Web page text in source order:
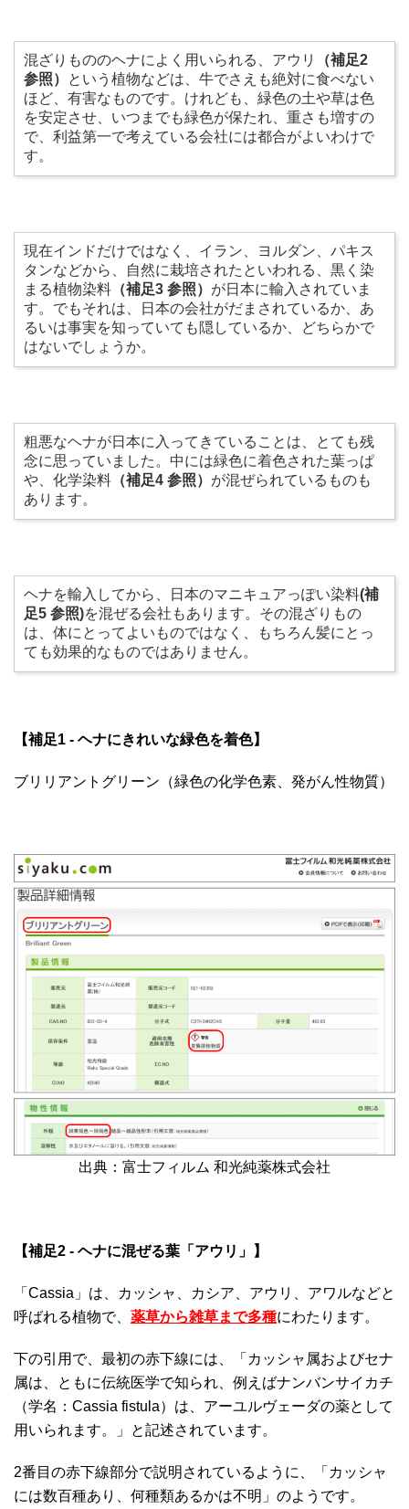
混ざりもののヘナによく用いられる、アウリ
（補足2
参照）
という植物などは、牛でさえも絶対に食べない
ほど、有害なものです。けれども、緑色の土や草は色
を安定させ、いつまでも緑色が保たれ、重さも増すの
で、利益第一で考えている会社には都合がよいわけで
す。
現在インドだけではなく、イラン、ヨルダン、パキス
タンなどから、自然に栽培されたといわれる、黒く染
まる植物染料 （補足3 参照） が日本に輸入されていま
す。でもそれは、日本の会社がだまされているか、あ
るいは事実を知っていても隠しているか、どちらかで
はないでしょうか。
粗悪なヘナが日本に入ってきていることは、とても残
念に思っていました。中には緑色に着色された葉っぱ
や、化学染料 （補足4 参照） が混ぜられているものも
あります。
ヘナを輸入してから、日本のマニキュアっぽい染料(補
足5 参照)を混ぜる会社もあります。その混ざりもの
は、体にとってよいものではなく、もちろん髪にとっ
ても効果的なものではありません。
【補足1 - ヘナにきれいな緑色を着色】
ブリリアントグリーン（緑色の化学色素、発がん性物質）
出典：富士フィルム 和光純薬株式会社
【補足2 - ヘナに混ぜる葉「アウリ」】
「Cassia」は、カッシャ、カシア、アウリ、アワルなどと
呼ばれる植物で、 薬草から雑草まで多種にわたります。
下の引用で、最初の赤下線には、「カッシャ属およびセナ
属は、ともに伝統医学で知られ、例えばナンバンサイカチ
（学名：Cassia fistula）は、アーユルヴェーダの薬として
用いられます。」と記述されています。
2番目の赤下線部分で説明されているように、「カッシャ
には数百種あり、何種類あるかは不明」のようです。